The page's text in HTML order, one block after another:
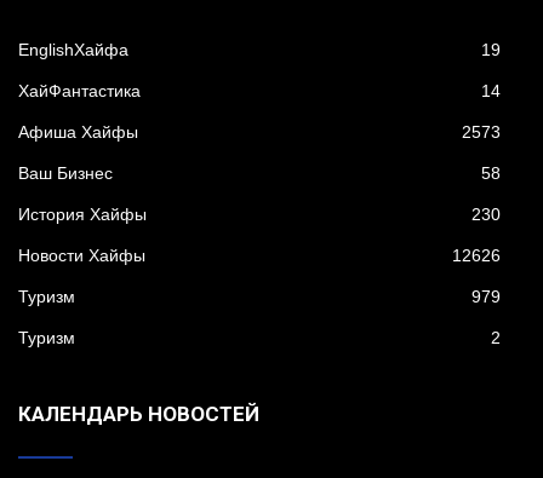
EnglishХайфа 19
XайФантастика 14
Афиша Хайфы 2573
Ваш Бизнес 58
История Хайфы 230
Новости Хайфы 12626
Туризм 979
Туризм 2
КАЛЕНДАРЬ НОВОСТЕЙ